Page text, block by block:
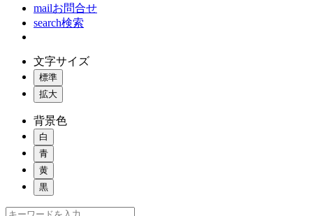
mailお問合せ
search検索
文字サイズ
標準
拡大
背景色
白
青
黄
黒